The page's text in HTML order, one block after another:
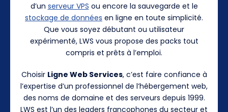
d’un serveur VPS ou encore la sauvegarde et le
stockage de données en ligne en toute simplicité.
Que vous soyez débutant ou utilisateur
expérimenté, LWS vous propose des packs tout
compris et prêts à l’emploi.
Choisir Ligne Web Services, c’est faire confiance à
l’expertise d’un professionnel de l’hébergement web,
des noms de domaine et des serveurs depuis 1999.
LWS est l’un des leaders francophones du secteur et